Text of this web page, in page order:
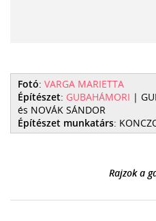
Fotó: VARGA MARIETTA
Építészet: GUBAHÁMORI |
és NOVÁK SÁNDOR
Építészet munkatárs:
Rajzok a